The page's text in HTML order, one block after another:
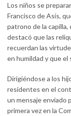
Los niños se
Francisco de Asís,
patrono de la
destacó que las
recuerdan las
en humildad y que el
Dirigiéndose a los
residentes en el
un mensaje enviado
primera vez en la